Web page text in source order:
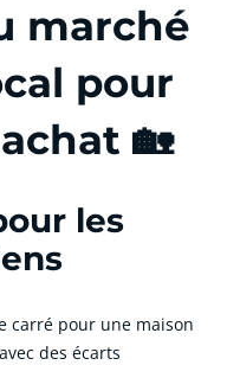
marché
pour
🏡
les
carré pour une maison
des écarts